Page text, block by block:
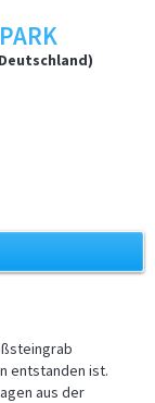
entstanden ist.
aus der